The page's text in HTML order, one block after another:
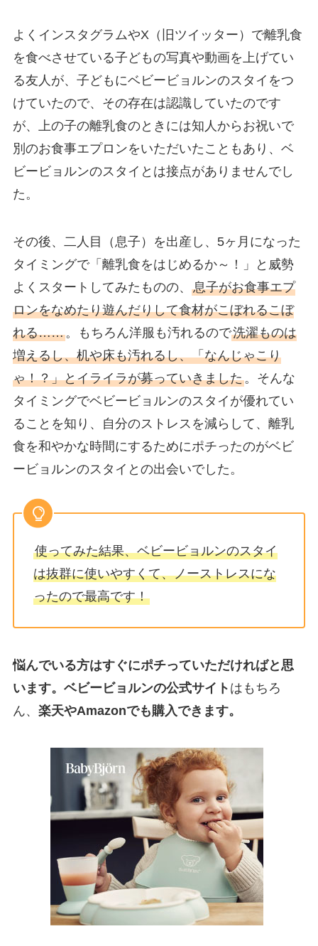
よくインスタグラムやX（旧ツイッター）で離乳食
を食べさせている子どもの写真や動画を上げてい
る友人が、子どもにベビービョルンのスタイをつ
けていたので、その存在は認識していたのです
が、上の子の離乳食のときには知人からお祝いで
別のお食事エプロンをいただいたこともあり、ベ
ビービョルンのスタイとは接点がありませんでし
た。
その後、二人目（息子）を出産し、5ヶ月になった
タイミングで「離乳食をはじめるか～！」と威勢
よくスタートしてみたものの、 息子がお食事エプ
ロンをなめたり遊んだりして食材がこぼれるこぼ
れる……。もちろん洋服も汚れるので洗濯ものは
増えるし、机や床も汚れるし、「なんじゃこり
ゃ！？」とイライラが募っていきました。そんな
タイミングでベビービョルンのスタイが優れてい
ることを知り、自分のストレスを減らして、離乳
食を和やかな時間にするためにポチったのがベビ
ービョルンのスタイとの出会いでした。
使ってみた結果、ベビービョルンのスタイ
は抜群に使いやすくて、ノーストレスにな
ったので最高です！
悩んでいる方はすぐにポチっていただければと思
います。 ベビービョルンの公式サイト はもちろ
ん、 楽天やAmazonでも購入できます。